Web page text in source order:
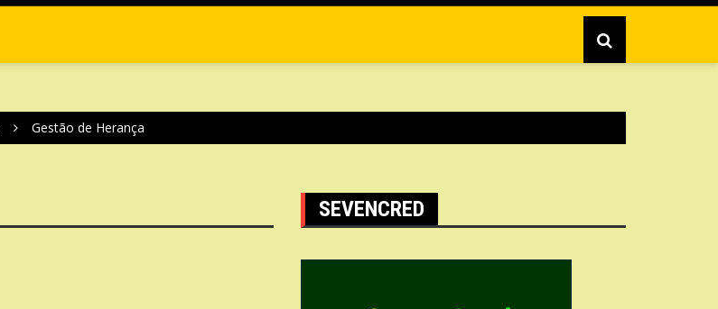
Gestão de Herança
SEVENCRED